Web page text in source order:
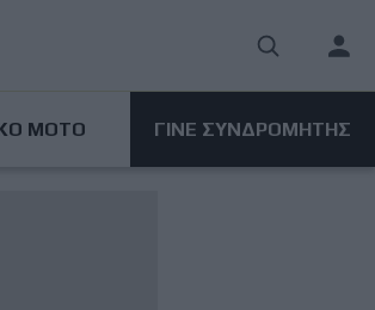
User
ΜΟΤΟ ΓΙΝΕ ΣΥΝΔΡΟΜΗΤΗΣ